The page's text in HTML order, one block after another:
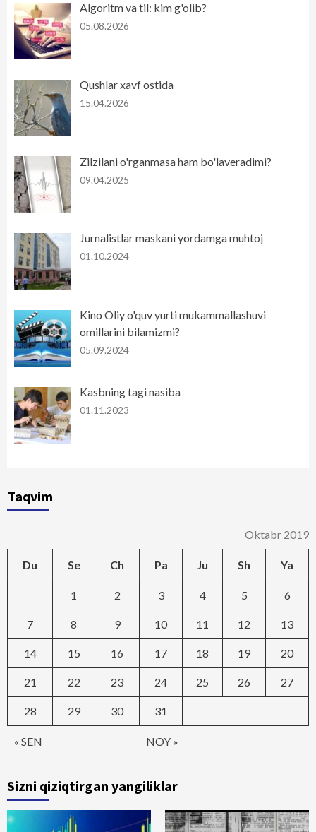
Algoritm va til: kim g'olib?
05.08.2026
Qushlar xavf ostida
15.04.2026
Zilzilani o'rganmasa ham bo'laveradimi?
09.04.2025
Jurnalistlar maskani yordamga muhtoj
01.10.2024
Kino Oliy o'quv yurti mukammallashuvi
omillarini bilamizmi?
05.09.2024
Kasbning tagi nasiba
01.11.2023
Taqvim
Oktabr 2019
Du Se Ch Pa Ju Sh Ya
« SEN NOY »
1 2 3 4 5 6
7 8 9 10 11 12 13
14 15 16 17 18 19 20
21 22 23 24 25 26 27
28 29 30 31
Sizni qiziqtirgan yangiliklar